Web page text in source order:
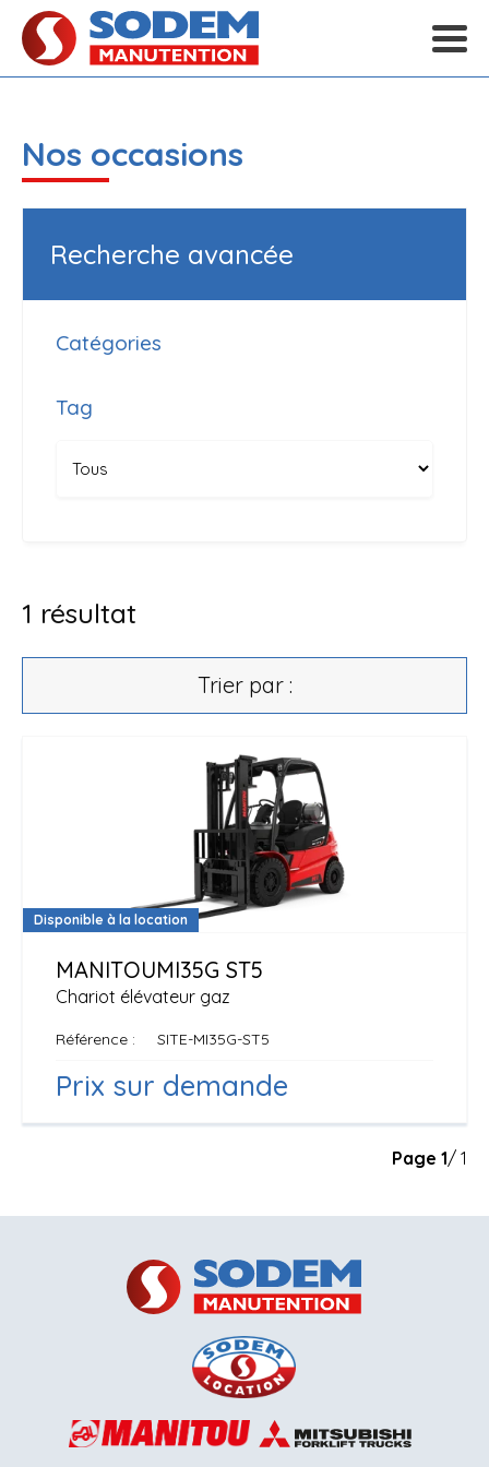
Nos occasions
Recherche avancée
Catégories
Tag
1 résultat
Trier par :
Disponible à la location
Chariot élévateur gaz
MANITOUMI35G ST5
Référence SITE-MI35G-ST5
Prix sur demande
Page 1/ 1